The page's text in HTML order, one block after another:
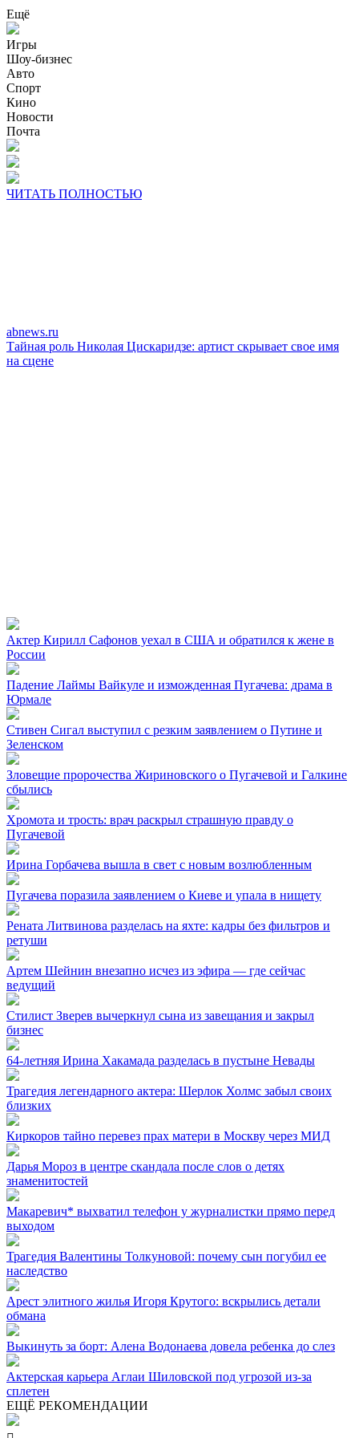
Ещё
Игры
Шоу-бизнес
Авто
Спорт
Кино
Новости
Почта
ЧИТАТЬ ПОЛНОСТЬЮ
abnews.ru
Тайная роль Николая Цискаридзе: артист скрывает свое имя
на сцене
Актер Кирилл Сафонов уехал в США и обратился к жене в
России
Падение Лаймы Вайкуле и изможденная Пугачева: драма в
Юрмале
Стивен Сигал выступил с резким заявлением о Путине и
Зеленском
Зловещие пророчества Жириновского о Пугачевой и Галкине
сбылись
Хромота и трость: врач раскрыл страшную правду о
Пугачевой
Ирина Горбачева вышла в свет с новым возлюбленным
Пугачева поразила заявлением о Киеве и упала в нищету
Рената Литвинова разделась на яхте: кадры без фильтров и
ретуши
Артем Шейнин внезапно исчез из эфира — где сейчас
ведущий
Стилист Зверев вычеркнул сына из завещания и закрыл
бизнес
64-летняя Ирина Хакамада разделась в пустыне Невады
Трагедия легендарного актера: Шерлок Холмс забыл своих
близких
Киркоров тайно перевез прах матери в Москву через МИД
Дарья Мороз в центре скандала после слов о детях
знаменитостей
Макаревич* выхватил телефон у журналистки прямо перед
выходом
Трагедия Валентины Толкуновой: почему сын погубил ее
наследство
Арест элитного жилья Игоря Крутого: вскрылись детали
обмана
Выкинуть за борт: Алена Водонаева довела ребенка до слез
Актерская карьера Аглаи Шиловской под угрозой из-за
сплетен
ЕЩЁ РЕКОМЕНДАЦИИ